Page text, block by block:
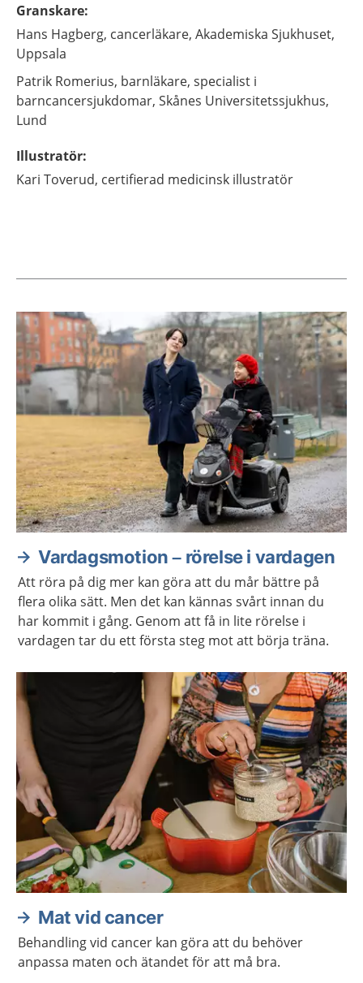
Granskare:
Hans Hagberg, cancerläkare, Akademiska Sjukhuset,
Uppsala
Patrik Romerius, barnläkare, specialist i
barncancersjukdomar, Skånes Universitetssjukhus,
Lund
Illustratör:
Kari Toverud, certifierad medicinsk illustratör
Aktuella artiklar
Vardagsmotion – rörelse i vardagen
Att röra på dig mer kan göra att du mår bättre på
flera olika sätt. Men det kan kännas svårt innan du
har kommit i gång. Genom att få in lite rörelse i
vardagen tar du ett första steg mot att börja träna.
Mat vid cancer
Behandling vid cancer kan göra att du behöver
anpassa maten och ätandet för att må bra.